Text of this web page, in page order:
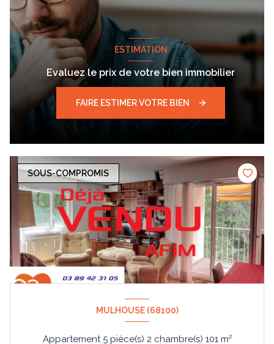
ESTIMATION
Evaluez le prix de votre bien immobilier
FAIRE ESTIMER VOTRE BIEN
SOUS-COMPROMIS
MULHOUSE (68100)
Appartement 5 pièce(s) 2 chambre(s) 101 m²